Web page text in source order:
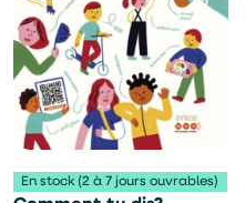
En stock (2 à 7 jours ouvrables)